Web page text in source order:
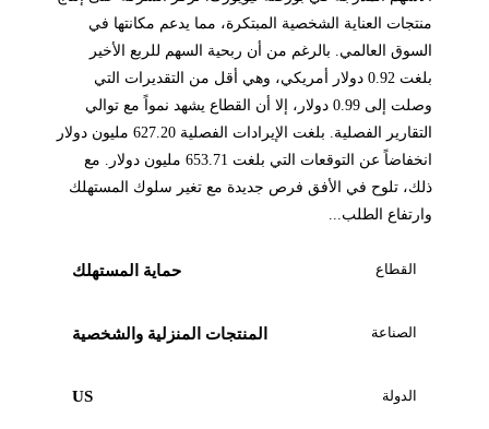
منتجات العناية الشخصية المبتكرة، مما يدعم مكانتها في
السوق العالمي. بالرغم من أن ربحية السهم للربع الأخير
بلغت 0.92 دولار أمريكي، وهي أقل من التقديرات التي
وصلت إلى 0.99 دولار، إلا أن القطاع يشهد نمواً مع توالي
التقارير الفصلية. بلغت الإيرادات الفصلية 627.20 مليون دولار
انخفاضاً عن التوقعات التي بلغت 653.71 مليون دولار. مع
ذلك، تلوح في الأفق فرص جديدة مع تغير سلوك المستهلك
وارتفاع الطلب...
القطاع حماية المستهلك
الصناعة المنتجات المنزلية والشخصية
الدولة US